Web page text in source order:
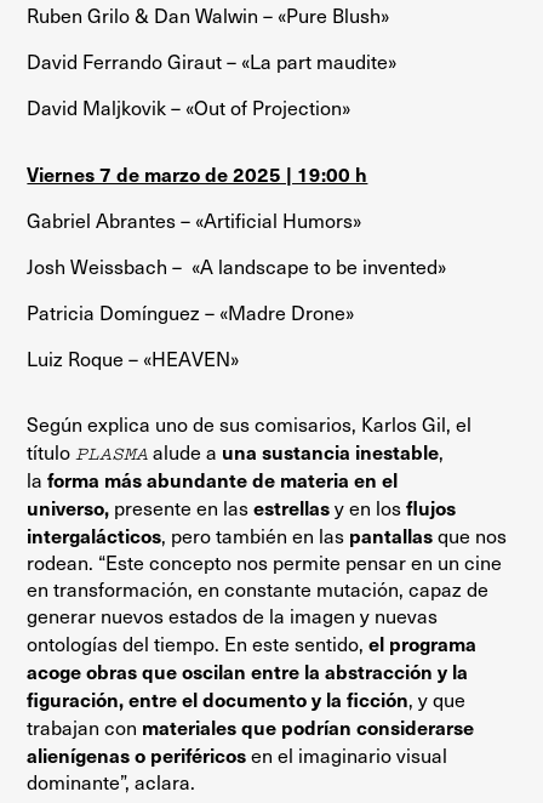
Ruben Grilo & Dan Walwin – «Pure Blush»
David Ferrando Giraut – «La part maudite»
David Maljkovik – «Out of Projection»
Viernes 7 de marzo de 2025 | 19:00 h
Gabriel Abrantes – «Artificial Humors»
Josh Weissbach – «A landscape to be invented»
Patricia Domínguez – «Madre Drone»
Luiz Roque – «HEAVEN»
Según explica uno de sus comisarios, Karlos Gil, el
título PLASMAalude a una sustancia inestable,
laforma más abundante de materia en el
universo, presente en lasestrellasy en losflujos
intergalácticos, pero también en las pantallasque nos
rodean. “Este concepto nos permite pensar en un cine
en transformación, en constante mutación, capaz de
generar nuevos estados de la imagen y nuevas
ontologías del tiempo. En este sentido,el programa
acoge obras que oscilan entre la abstracción y la
figuración, entre el documento y la ficción, y que
trabajan con materiales que podrían considerarse
alienígenas o periféricosen el imaginario visual
dominante”, aclara.